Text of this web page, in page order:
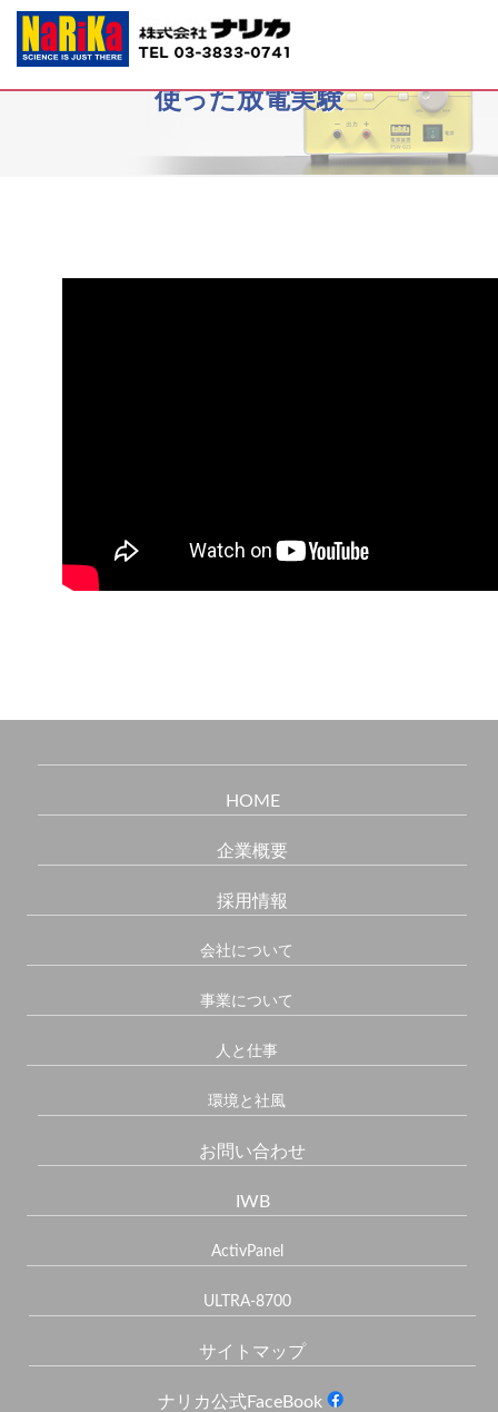
B10-4455小型誘導コイル NIC-03を
使った放電実験
HOME
企業概要
採用情報
会社について
事業について
人と仕事
環境と社風
お問い合わせ
IWB
ActivPanel
ULTRA-8700
サイトマップ
ナリカ公式FaceBook